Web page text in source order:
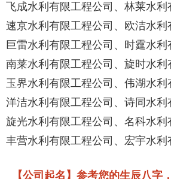
飞成水利有限工程公司、林莱水利
速京水利有限工程公司、欧洁水利
巨雷水利有限工程公司、时霆水利
南莱水利有限工程公司、旋时水利
玉界水利有限工程公司、伟湖水利
洋洁水利有限工程公司、诗同水利
旋光水利有限工程公司、名科水利
丰营水利有限工程公司、宏宇水利
【公司起名】参考您的生辰八字